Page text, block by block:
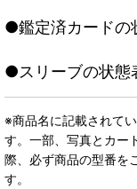
●鑑定済カードの
●スリーブの状態
※商品名に記載されて
す。一部、写真とカー
際、必ず商品の型番を
す。